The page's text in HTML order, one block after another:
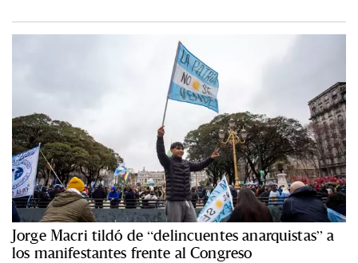
Jorge Macri tildó de “delincuentes anarquistas” a
los manifestantes frente al Congreso